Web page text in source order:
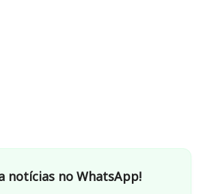
notícias no WhatsApp!